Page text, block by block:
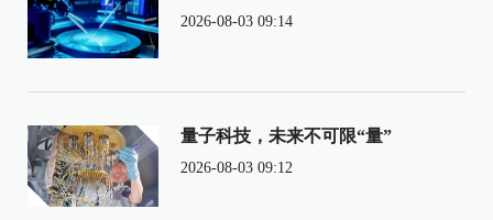
2026-08-03 09:14
量子科技，未来不可限“量”
2026-08-03 09:12